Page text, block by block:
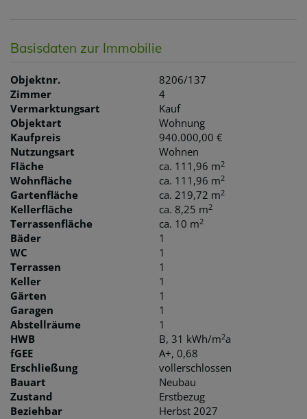
Basisdaten zur Immobilie
Objektnr.
8206/137
Zimmer
4
Vermarktungsart
Kauf
Objektart
Wohnung
Kaufpreis
940.000,00 €
Nutzungsart
Wohnen
Fläche
ca. 111,96 m2
Wohnfläche ca. 111,96 m2
Gartenfläche ca. 219,72 m2
Kellerfläche ca. 8,25 m2
Terrassenfläche ca. 10 m2
Bäder
1
WC
1
Terrassen
1
Keller
1
Gärten
1
Garagen
1
Abstellräume
1
HWB
B, 31 kWh/m2a
fGEE
A+, 0,68
Erschließung
vollerschlossen
Bauart
Neubau
Zustand
Erstbezug
Beziehbar
Herbst 2027